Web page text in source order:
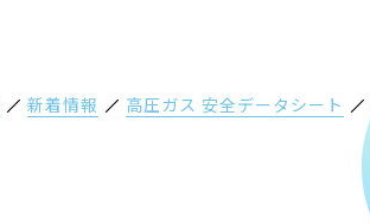
新着情報 高圧ガス 安全データシート